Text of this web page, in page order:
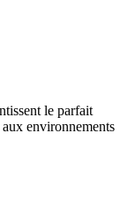
le parfait
environnements